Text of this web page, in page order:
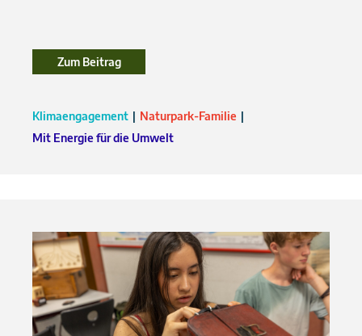
Zum Beitrag
Klimaengagement
Naturpark-Familie
Mit Energie für die Umwelt